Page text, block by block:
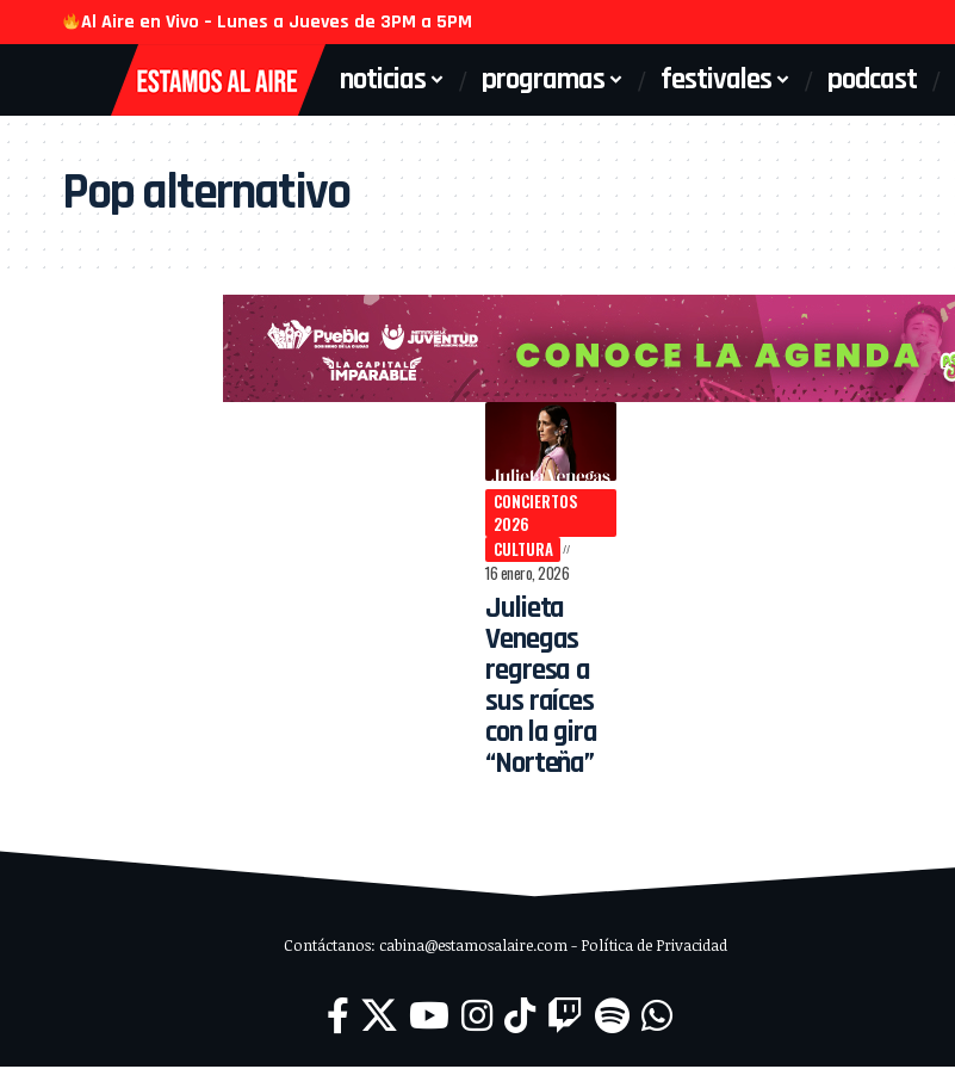
Al Aire en Vivo – Lunes a Jueves de 3PM a 5PM
noticias programas festivales podcast
Pop alternativo
CONCIERTOS
2026
CULTURA
16 enero, 2026
Julieta
Venegas
regresa a
sus raíces
con la gira
“Norteña”
Contáctanos: cabina@estamosalaire.com - Política de Privacidad